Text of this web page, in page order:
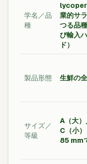
学名／品
種
業的サ
つる品
び輸入
ド）
製品形態 生鮮の
サイズ／
等級
A（大）
C（小
85 mm